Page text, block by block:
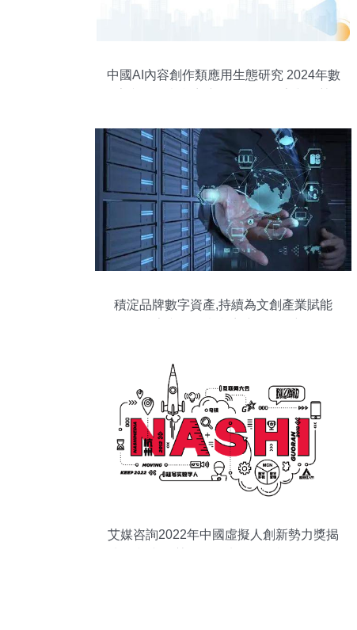
中國AI內容創作類應用生態研究 2024年數
積淀品牌數字資產,持續為文創產業賦能
艾媒咨詢2022年中國虛擬人創新勢力獎揭